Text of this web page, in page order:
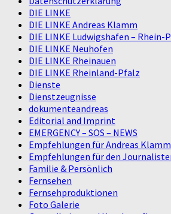
DIE LINKE
DIE LINKE Andreas Klamm
DIE LINKE Ludwigshafen – Rhein-
DIE LINKE Neuhofen
DIE LINKE Rheinauen
DIE LINKE Rheinland-Pfalz
Dienste
Dienstzeugnisse
dokumenteandreas
Editorial and Imprint
EMERGENCY – SOS – NEWS
Empfehlungen für Andreas Klamm
Empfehlungen für den
Familie & Persönlich
Fernsehen
Fernsehproduktionen
Foto Galerie